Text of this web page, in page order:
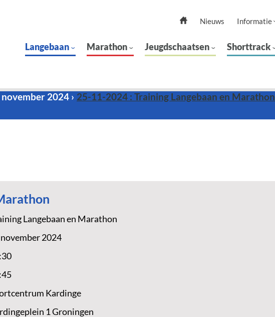
Nieuws Informatie
Langebaan Marathon Jeugdschaatsen Shorttrack
november 2024 25-11-2024 : Training Langebaan en Marathon
Langebaan en Marathon
2024
Kardinge
1 Groningen